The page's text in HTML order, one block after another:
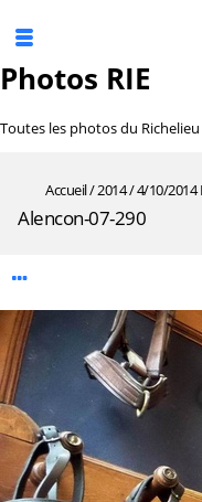
Photos RIE
Toutes les photos du
Accueil/2014/4/10/2014
Alencon-07-290